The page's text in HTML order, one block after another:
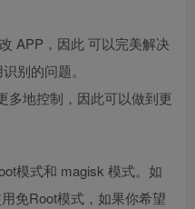
APP，因此 可以完美解决
别的问题。
多地控制，因此可以做到更
模式和 magisk 模式。如
免Root模式，如果你希望